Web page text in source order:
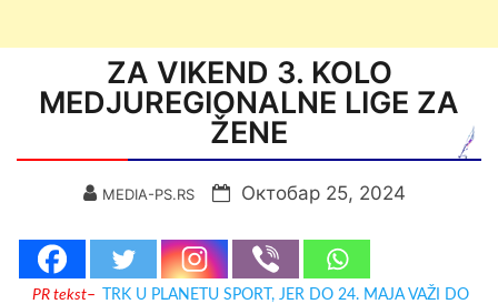
ZA VIKEND 3. KOLO
MEDJUREGIONALNE LIGE ZA
ŽENE
MEDIA-PS.RS Октобар 25, 2024
PR tekst–
TRK U PLANETU SPORT, JER DO 24. MAJA VAŽI DO